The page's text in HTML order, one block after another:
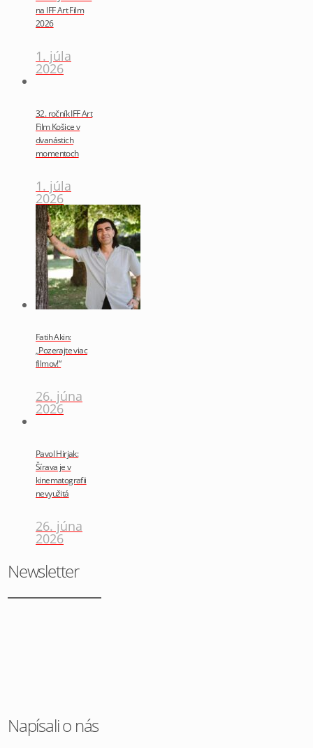
na IFF Art Film
2026
1. júla
2026
32. ročník IFF Art
Film Košice v
dvanástich
momentoch
1. júla
2026
Fatih Akin:
„Pozerajte viac
filmov!“
26. júna
2026
Pavol Hirjak:
Šírava je v
kinematografii
nevyužitá
26. júna
2026
Newsletter
Napísali o nás